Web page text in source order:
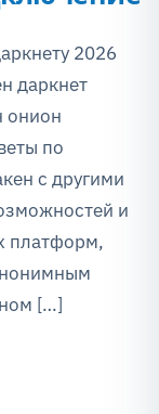
2026
даркнет
онион
по
с другими
и
платформ,
[…]